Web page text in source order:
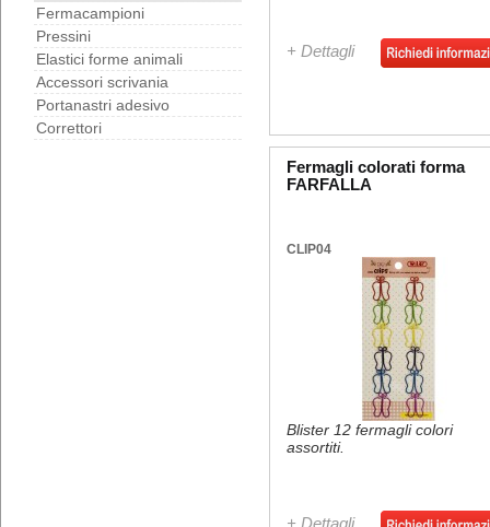
Fermacampioni
Pressini
Elastici forme animali
Accessori scrivania
Portanastri adesivo
Correttori
+ Dettagli
Fermagli colorati forma
FARFALLA
CLIP04
Blister 12 fermagli colori
assortiti.
+ Dettagli